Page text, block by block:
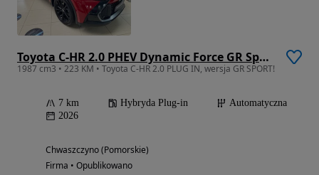
Toyota C-HR 2.0 PHEV Dynamic Force GR Sport
1987 cm3 • 223 KM • Toyota C-HR 2.0 PLUG IN, wersja GR SPORT!
7 km Hybryda Plug-in
Automatyczna
2026
Chwaszczyno (Pomorskie)
Firma • Opublikowano